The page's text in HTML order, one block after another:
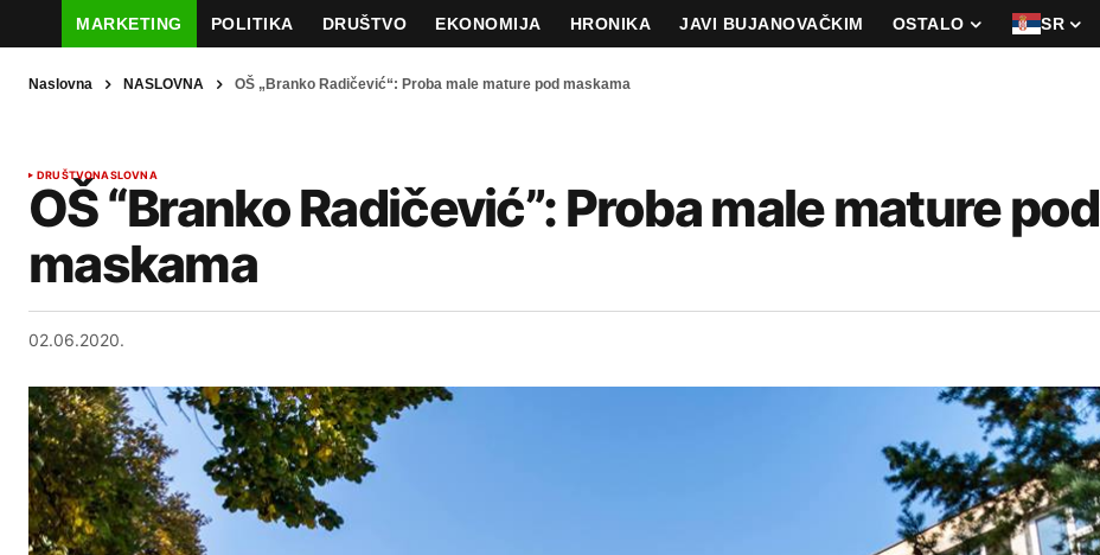
MARKETING POLITIKA DRUŠTVO EKONOMIJA HRONIKA JAVI BUJANOVAČKIM OSTALO SR
Naslovna NASLOVNA OŠ „Branko Radičević“: Proba male mature pod maskama
DRUŠTVONASLOVNA
OŠ “Branko Radičević”: Proba male mature pod
maskama
02.06.2020.